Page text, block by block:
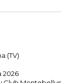
(TV)
2026